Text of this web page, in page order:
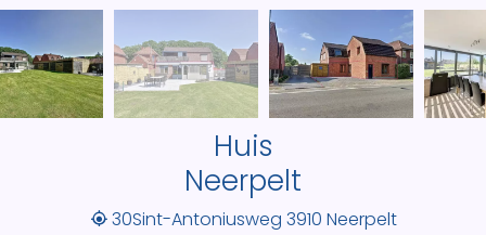
Huis
Neerpelt
30Sint-Antoniusweg 3910 Neerpelt